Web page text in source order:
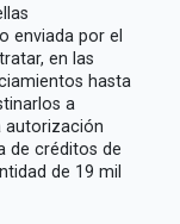
enviada por el
en las
hasta
a
autorización
de créditos de
de 19 mil